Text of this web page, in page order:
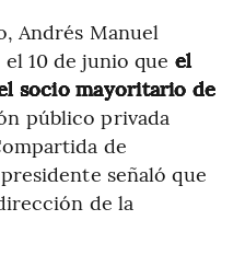
Andrés Manuel
10 de junio que el
socio mayoritario de
público privada
de
señaló que
de la